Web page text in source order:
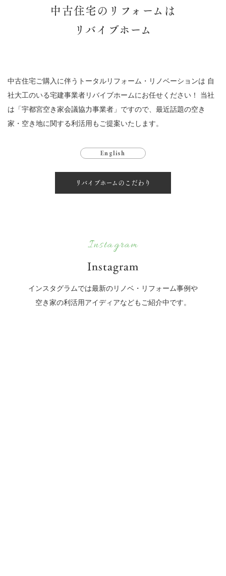
中古住宅のリフォームは
リバイブホーム
中古住宅ご購入に伴うトータルリフォーム・リノベーションは 自
社大工のいる宅建事業者リバイブホームにお任せください！ 当社
は「宇都宮空き家会議協力事業者」ですので、最近話題の空き
家・空き地に関する利活用もご提案いたします。
English
リバイブホームのこだわり
Instagram
Instagram
インスタグラムでは最新のリノベ・リフォーム事例や
空き家の利活用アイディアなどもご紹介中です。